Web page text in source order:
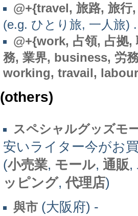
@+{travel, 旅路, 旅
(e.g. ひとり旅, 一人旅)
@+{work, 占領, 占拠
務, 業界, business, 労
working, travail,
(others)
スペシャルグッズモ
安いライター今がお
(小売業, モール, 通販,
ッピング,代理店)
與市 (大阪府) -